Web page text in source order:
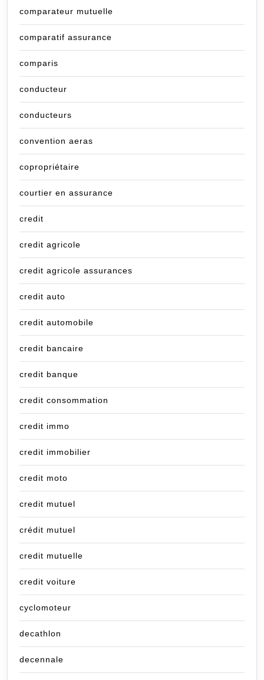
comparateur mutuelle
comparatif assurance
comparis
conducteur
conducteurs
convention aeras
copropriétaire
courtier en assurance
credit
credit agricole
credit agricole assurances
credit auto
credit automobile
credit bancaire
credit banque
credit consommation
credit immo
credit immobilier
credit moto
credit mutuel
crédit mutuel
credit mutuelle
credit voiture
cyclomoteur
decathlon
decennale